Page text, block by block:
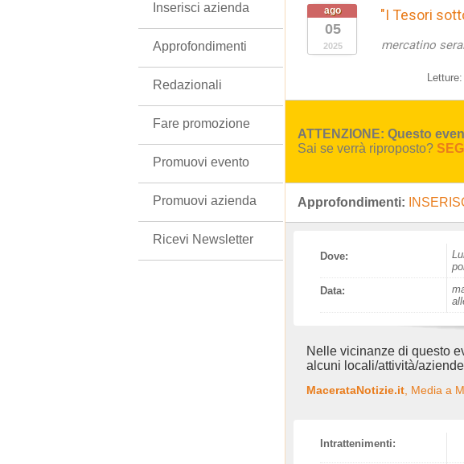
ago
05
2025
"I Tesori
mercatino
Letture:
ATTENZIONE: Questo
Sai se verrà riproposto?
Approfondimenti:
Dove:
Data:
Nelle vicinanze di questo
alcuni locali/attività/
MacerataNotizie.it , Media a
Intrattenimenti:
Inserisci azienda
Approfondimenti
Redazionali
Fare promozione
Promuovi evento
Promuovi azienda
Ricevi Newsletter